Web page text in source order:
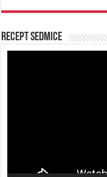
Recept sedmice